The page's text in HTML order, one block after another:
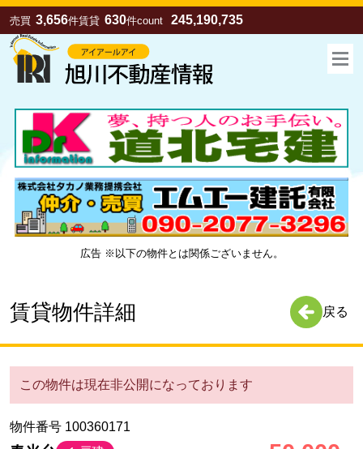
売買 3,656件賃貸 630件count 245,190,735
広告 ※以下の物件とは関係ございません。
賃貸物件詳細 戻る
この物件は現在非公開になっております
物件番号 100360171